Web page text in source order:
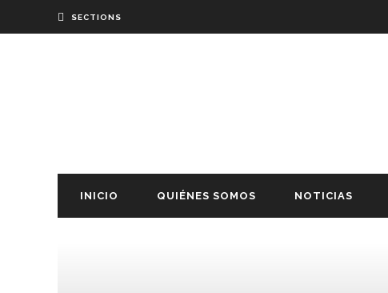
SECTIONS
INICIO QUIÉNES SOMOS NOTICIAS